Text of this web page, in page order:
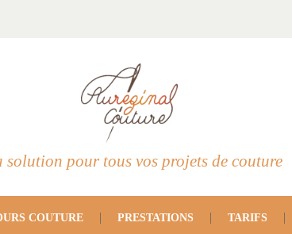
solution pour tous vos projets de couture
COUTURE PRESTATIONS TARIFS